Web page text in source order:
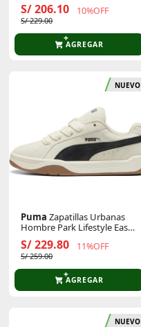
S/ 206.10 10%OFF
S/ 229.00
AGREGAR
NUEVO
Puma Zapatillas Urbanas
Hombre Park Lifestyle Easy
Sd
S/ 229.80 11%OFF
S/ 259.00
AGREGAR
NUEVO